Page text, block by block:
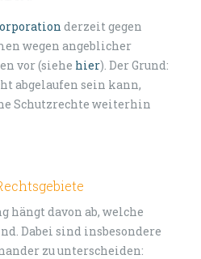
derzeit gegen
wegen angeblicher
vor (siehe hier). Der Grund:
abgelaufen sein kann,
Schutzrechte weiterhin
hängt davon ab, welche
Dabei sind insbesondere
zu unterscheiden: